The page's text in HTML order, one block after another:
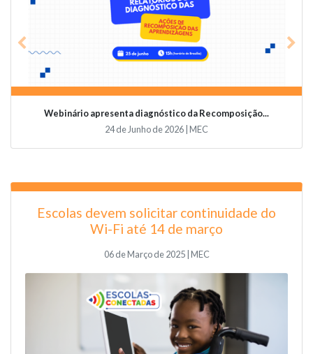
Webinário apresenta diagnóstico da Recomposição...
24 de Junho de 2026 | MEC
Previous
Escolas devem solicitar continuidade do
Wi-Fi até 14 de março
06 de Março de 2025 | MEC